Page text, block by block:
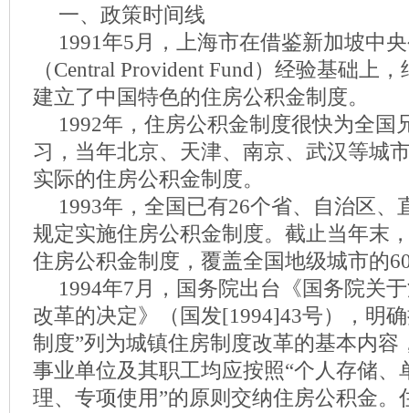
一、政策时间线
1991年5月，上海市在借鉴新加坡中
（Central Provident Fund）经验基础上
建立了中国特色的住房公积金制度。
1992年，住房公积金制度很快为全国
习，当年北京、天津、南京、武汉等城
实际的住房公积金制度。
1993年，全国已有26个省、自治区、
规定实施住房公积金制度。截止当年末
住房公积金制度，覆盖全国地级城市的
1994年7月，国务院出台《国务院关
改革的决定》（国发[1994]43号），明
制度”列为城镇住房制度改革的基本内容
事业单位及其职工均应按照“个人存储、
理、专项使用”的原则交纳住房公积金。